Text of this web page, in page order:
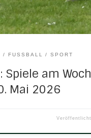
FUSSBALL SPORT
Spiele am
Mai 2026